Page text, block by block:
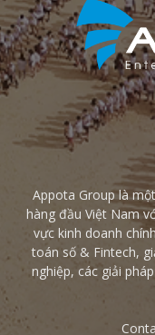
Appota Group là
hàng đầu Việt Nam
vực kinh doanh
toán số & Fintech,
nghiệp, các giải